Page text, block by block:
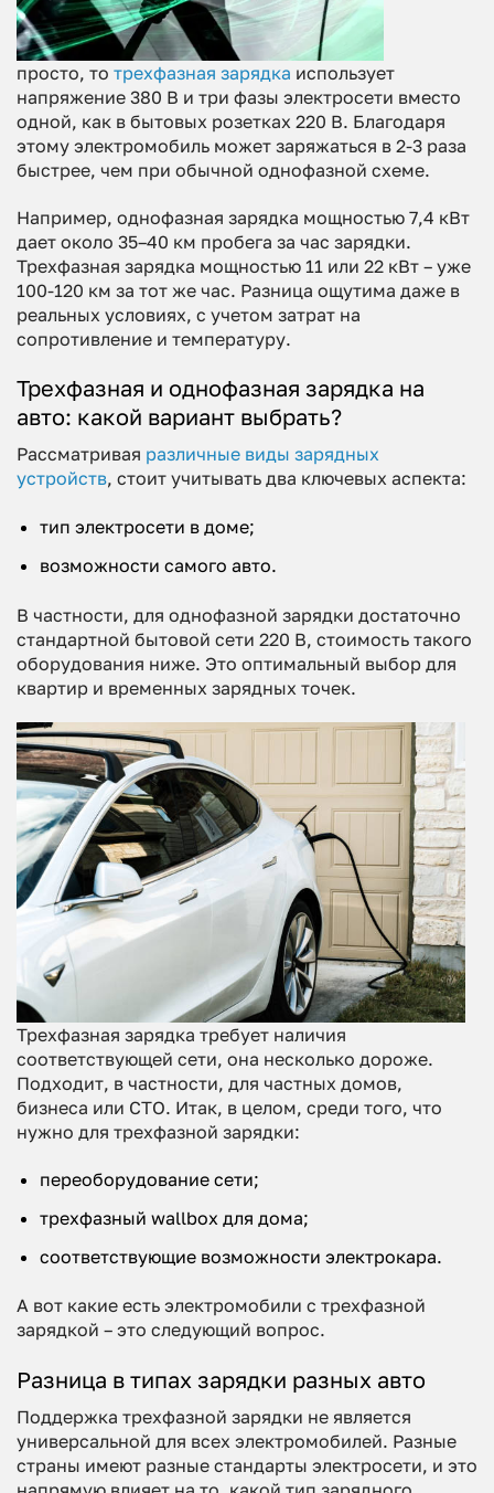
просто, то трехфазная зарядка использует
напряжение 380 В и три фазы электросети вместо
одной, как в бытовых розетках 220 В. Благодаря
этому электромобиль может заряжаться в 2-3 раза
быстрее, чем при обычной однофазной схеме.
Например, однофазная зарядка мощностью 7,4 кВт
дает около 35–40 км пробега за час зарядки.
Трехфазная зарядка мощностью 11 или 22 кВт – уже
100-120 км за тот же час. Разница ощутима даже в
реальных условиях, с учетом затрат на
сопротивление и температуру.
Трехфазная и однофазная зарядка на
авто: какой вариант выбрать?
Рассматривая различные виды зарядных
устройств, стоит учитывать два ключевых аспекта:
тип электросети в доме;
возможности самого авто.
В частности, для однофазной зарядки достаточно
стандартной бытовой сети 220 В, стоимость такого
оборудования ниже. Это оптимальный выбор для
квартир и временных зарядных точек.
Трехфазная зарядка требует наличия
соответствующей сети, она несколько дороже.
Подходит, в частности, для частных домов,
бизнеса или СТО. Итак, в целом, среди того, что
нужно для трехфазной зарядки:
переоборудование сети;
трехфазный wallbox для дома;
соответствующие возможности электрокара.
А вот какие есть электромобили с трехфазной
зарядкой – это следующий вопрос.
Разница в типах зарядки разных авто
Поддержка трехфазной зарядки не является
универсальной для всех электромобилей. Разные
страны имеют разные стандарты электросети, и это